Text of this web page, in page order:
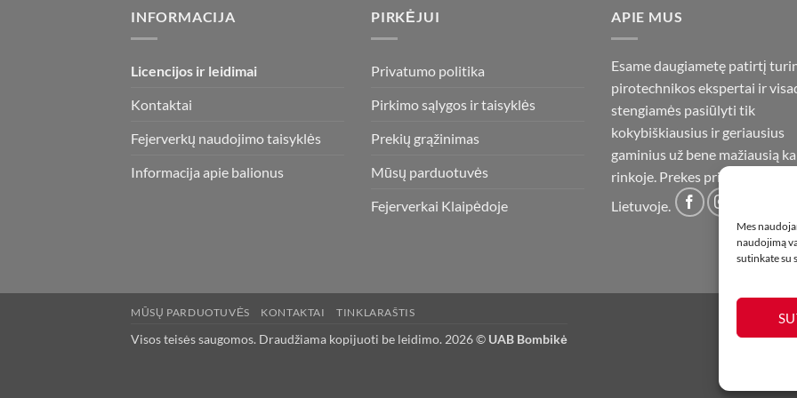
Mes
naudojimą
sutinkate su
INFORMACIJA
Licencijos ir leidimai
Kontaktai
Fejerverkų naudojimo taisyklės
Informacija apie balionus
PIRKĖJUI
Privatumo politika
Pirkimo sąlygos ir taisyklės
Prekių grąžinimas
Mūsų parduotuvės
Fejerverkai Klaipėdoje
APIE MUS
Esame daugiametę patirtį
pirotechnikos ekspertai ir
stengiamės pasiūlyti tik
kokybiškiausius ir geriausius
gaminius už bene mažiausią
rinkoje. Prekes pristatome
Lietuvoje.
MŪSŲ PARDUOTUVĖS KONTAKTAI TINKLARAŠTIS
Visos teisės saugomos. Draudžiama kopijuoti be leidimo. 2026 © UAB Bombikė